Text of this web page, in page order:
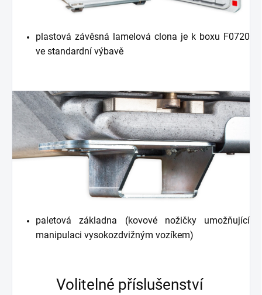
plastová závěsná lamelová clona je k boxu F0720
ve standardní výbavě
paletová základna (kovové nožičky umožňující
manipulaci vysokozdvižným vozíkem)
Volitelné příslušenství